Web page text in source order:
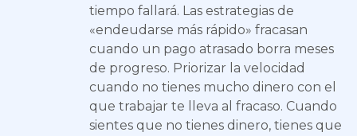
tiempo fallará. Las estrategias de
«endeudarse más rápido» fracasan
cuando un pago atrasado borra meses
de progreso. Priorizar la velocidad
cuando no tienes mucho dinero con el
que trabajar te lleva al fracaso. Cuando
sientes que no tienes dinero, tienes que